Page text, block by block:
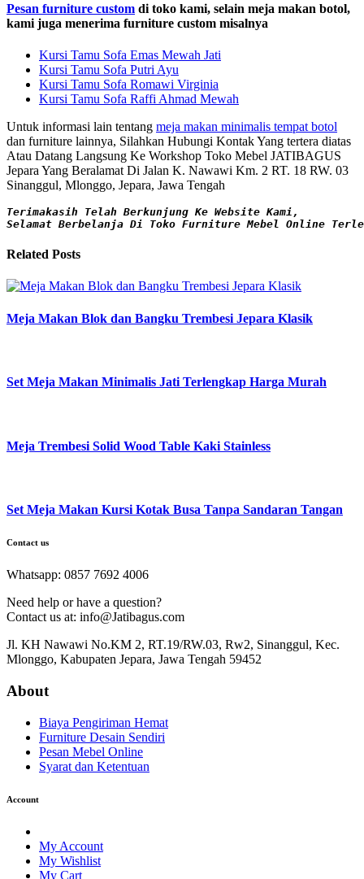
Pesan furniture custom di toko kami, selain meja makan botol,
kami juga menerima furniture custom misalnya
Kursi Tamu Sofa Emas Mewah Jati
Kursi Tamu Sofa Putri Ayu
Kursi Tamu Sofa Romawi Virginia
Kursi Tamu Sofa Raffi Ahmad Mewah
Untuk informasi lain tentang meja makan minimalis tempat botol
dan furniture lainnya, Silahkan Hubungi Kontak Yang tertera diatas
Atau Datang Langsung Ke Workshop Toko Mebel JATIBAGUS
Jepara Yang Beralamat Di Jalan K. Nawawi Km. 2 RT. 18 RW. 03
Sinanggul, Mlonggo, Jepara, Jawa Tengah
Terimakasih Telah Berkunjung Ke Website Kami,
Selamat Berbelanja Di Toko Furniture Mebel Online
Related Posts
Meja Makan Blok dan Bangku Trembesi Jepara Klasik
Set Meja Makan Minimalis Jati Terlengkap Harga Murah
Meja Trembesi Solid Wood Table Kaki Stainless
Set Meja Makan Kursi Kotak Busa Tanpa Sandaran Tangan
Contact us
Whatsapp: 0857 7692 4006
Need help or have a question?
Contact us at: info@Jatibagus.com
Jl. KH Nawawi No.KM 2, RT.19/RW.03, Rw2, Sinanggul, Kec.
Mlonggo, Kabupaten Jepara, Jawa Tengah 59452
About
Biaya Pengiriman Hemat
Furniture Desain Sendiri
Pesan Mebel Online
Syarat dan Ketentuan
Account
My Account
My Wishlist
My Cart